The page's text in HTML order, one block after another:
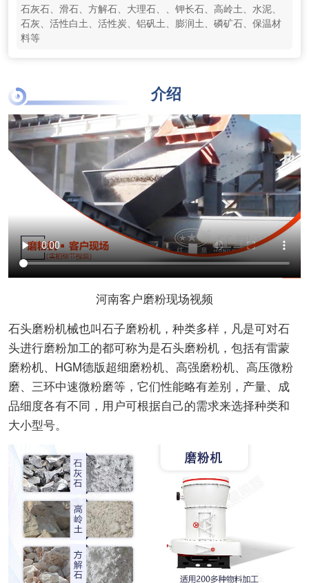
石灰石、滑石、方解石、大理石、、钾长石、高岭土、水泥、
石灰、活性白土、活性炭、铝矾土、膨润土、磷矿石、保温材
料等
介绍
河南客户磨粉现场视频
石头磨粉机械也叫石子磨粉机，种类多样，凡是可对石
头进行磨粉加工的都可称为是石头磨粉机，包括有雷蒙
磨粉机、HGM德版超细磨粉机、高强磨粉机、高压微粉
磨、三环中速微粉磨等，它们性能略有差别，产量、成
品细度各有不同，用户可根据自己的需求来选择种类和
大小型号。